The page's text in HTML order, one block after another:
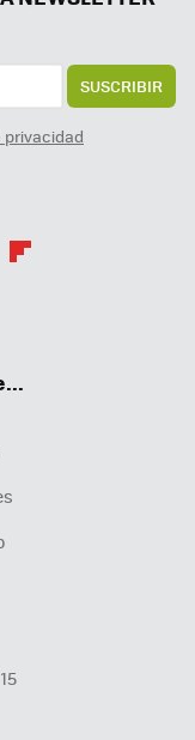
SUSCRIBIR
privacidad